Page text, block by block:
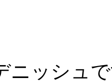
ニッシュ